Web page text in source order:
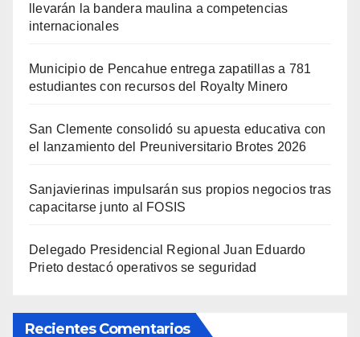
llevarán la bandera maulina a competencias
internacionales
Municipio de Pencahue entrega zapatillas a 781
estudiantes con recursos del Royalty Minero
San Clemente consolidó su apuesta educativa con
el lanzamiento del Preuniversitario Brotes 2026
Sanjavierinas impulsarán sus propios negocios tras
capacitarse junto al FOSIS
Delegado Presidencial Regional Juan Eduardo
Prieto destacó operativos se seguridad
Recientes Comentarios